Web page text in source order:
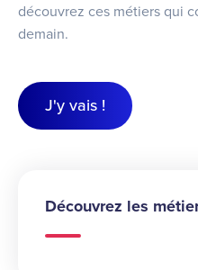
découvrez ces métiers qui
demain.
J'y vais !
Découvrez les